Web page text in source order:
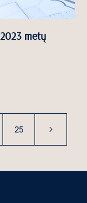
2023 metų
25